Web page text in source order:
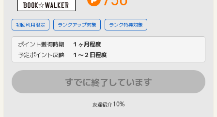
初回利用限定 ランクアップ対象 ランク特典対象
ポイント獲得時期
１ヶ月程度
予定ポイント反映
１〜２日程度
すでに終了しています
友達紹介 10%